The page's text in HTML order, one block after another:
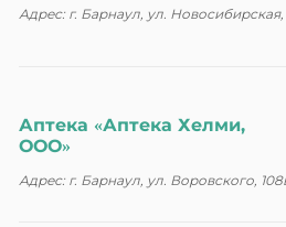
Адрес: г. Барнаул, ул. Новосибирская,
Аптека «Аптека Хелми,
ООО»
Адрес: г. Барнаул, ул. Воровского,